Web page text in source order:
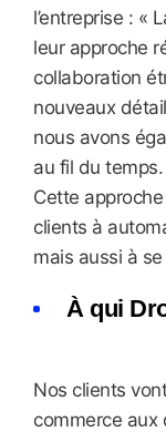
l’entreprise : «
leur approche
collaboration
nouveaux
nous avons
au fil du temps.
Cette
clients à
mais aussi à
À qui
Nos clients
commerce aux